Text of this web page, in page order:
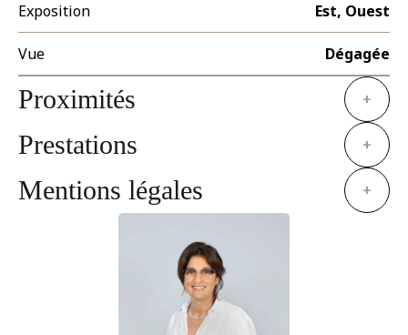
Exposition Est, Ouest
Vue Dégagée
Proximités +
Prestations +
Mentions légales +